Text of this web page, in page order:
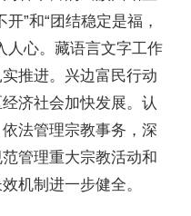
”和“团结稳定是福，
人心。藏语言文字工作
推进。兴边富民行动
济社会加快发展。认
法管理宗教事务，深
管理重大宗教活动和
机制进一步健全。